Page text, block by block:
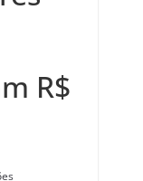
R$